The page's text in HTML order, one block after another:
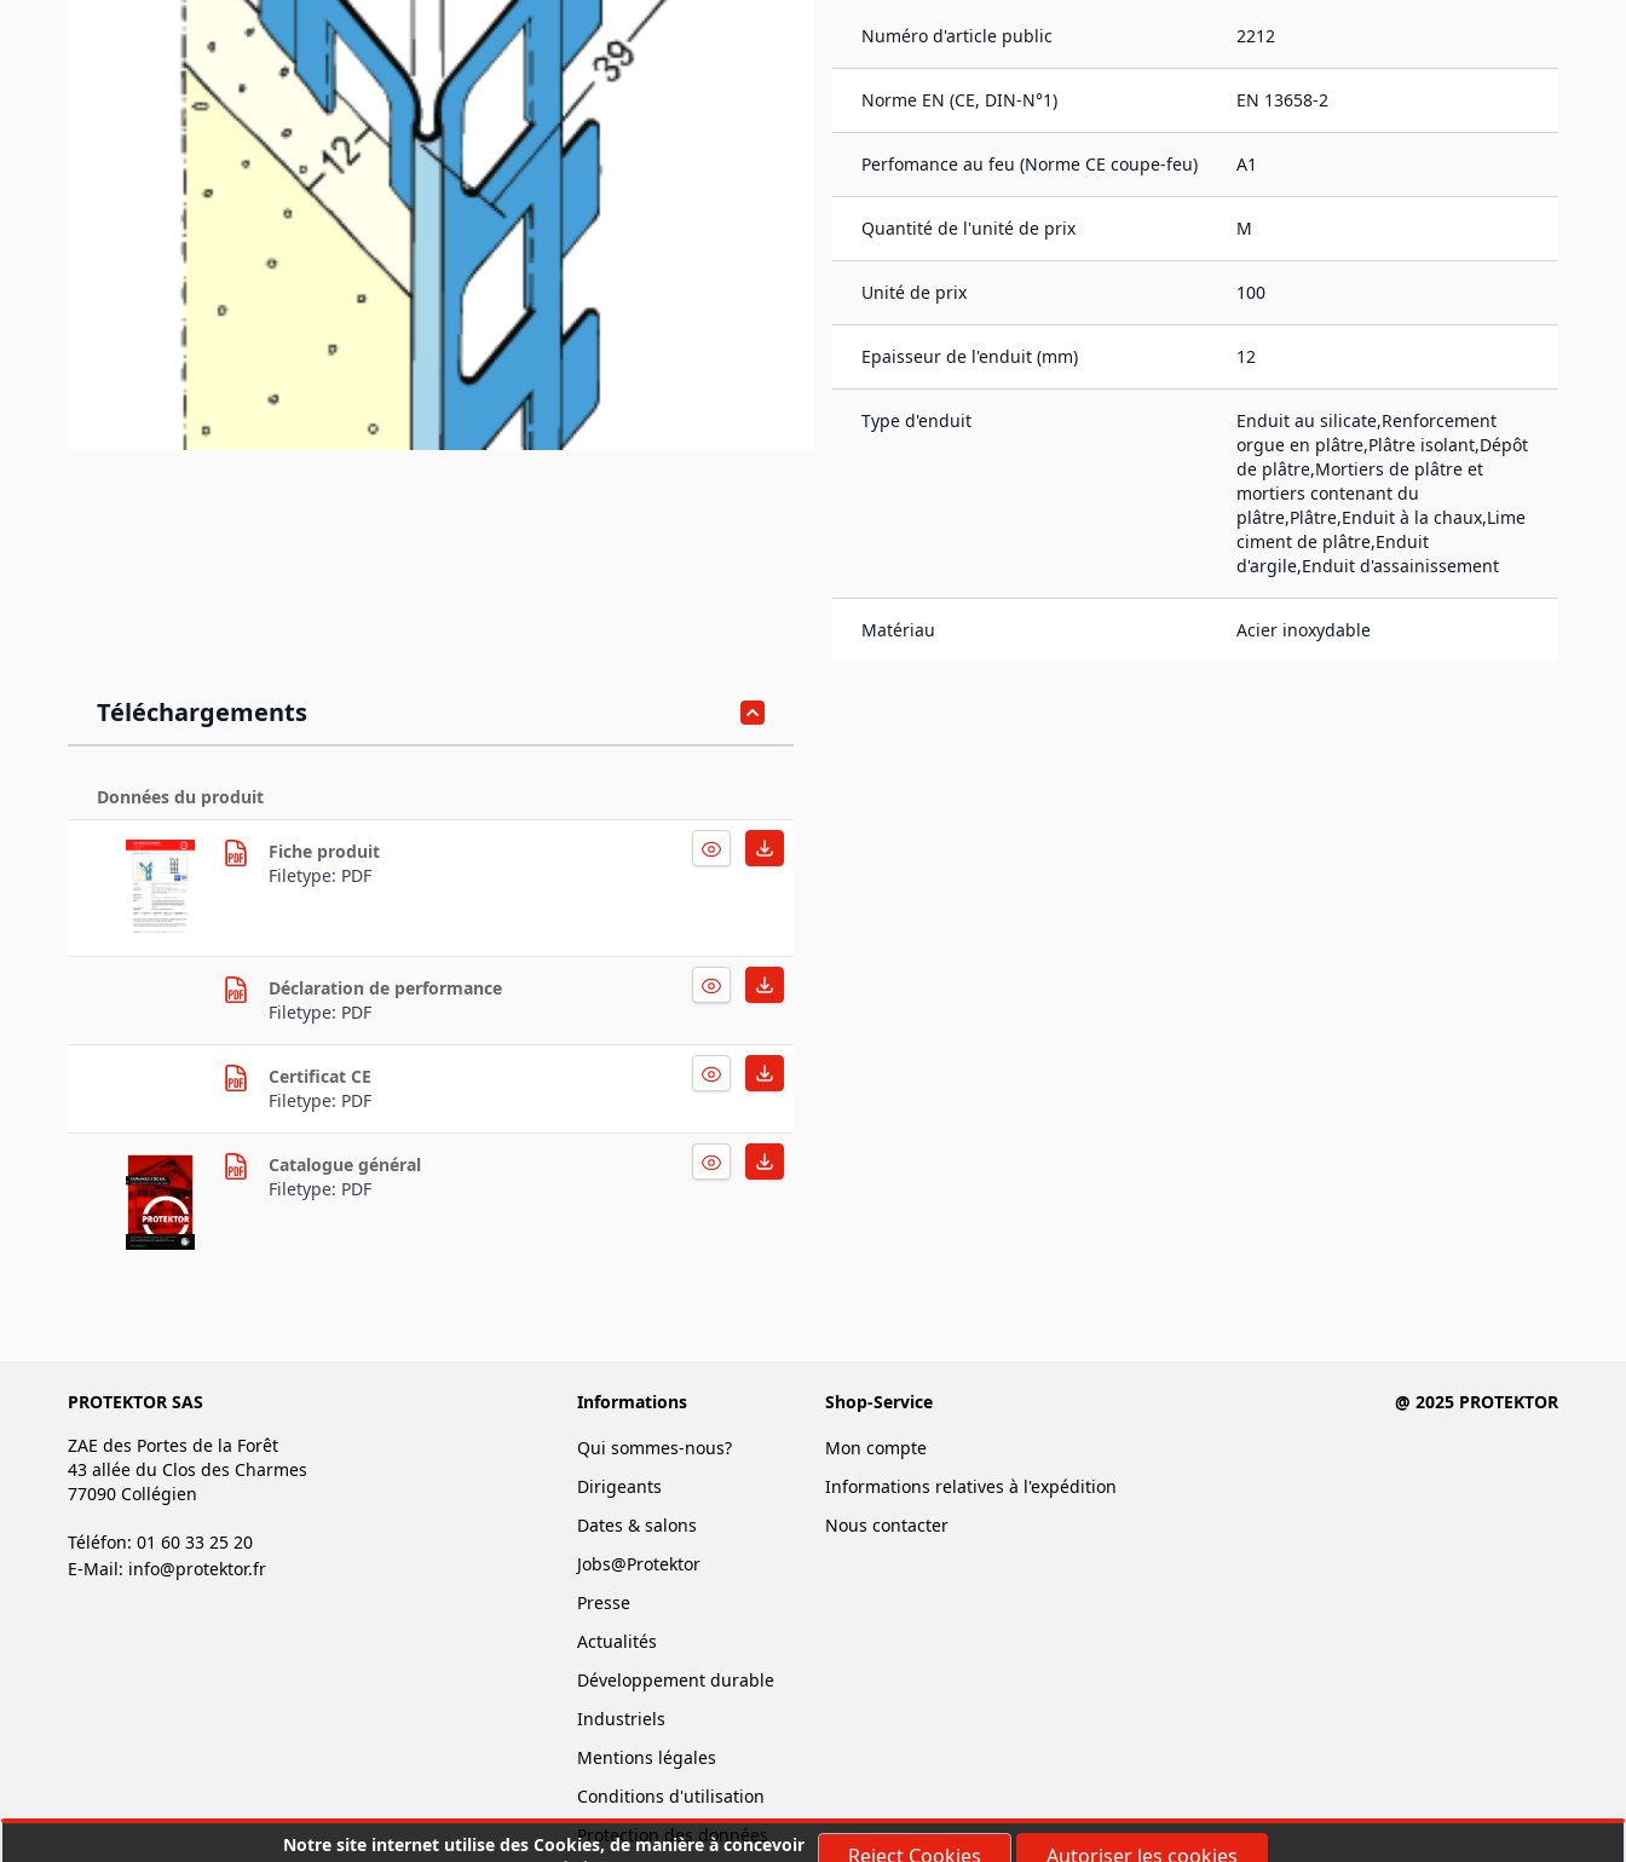
Notre site internet utilise des Cookies, de manière à concevoir
Reject Cookies Autoriser les cookies
Cornière d'angle pour enduit intérieur et extérieur (12 mm, tête ronde)
PROTEKTOR-Profilé d’arête en acier inoxydable, pour enduits intérieurs et
extérieurs à partir de 12 mm.
Numéro d'article public 2212
Norme EN (CE, DIN-N°1) EN 13658-2
Perfomance au feu (Norme CE coupe-feu) A1
Quantité de l'unité de prix M
Unité de prix 100
Epaisseur de l'enduit (mm) 12
Type d'enduit
Enduit au silicate,Renforcement
orgue en plâtre,Plâtre isolant,Dépôt
de plâtre,Mortiers de plâtre et
mortiers contenant du
plâtre,Plâtre,Enduit à la chaux,Lime
ciment de plâtre,Enduit
d'argile,Enduit d'assainissement
Matériau Acier inoxydable
Téléchargements
Données du produit
Fiche produit
Filetype: PDF
Déclaration de performance
Filetype: PDF
Certificat CE
Filetype: PDF
Catalogue général
Filetype: PDF
PROTEKTOR SAS
ZAE des Portes de la Forêt
43 allée du Clos des Charmes
77090 Collégien
Téléfon: 01 60 33 25 20
E-Mail: info@protektor.fr
Informations
Qui sommes-nous?
Dirigeants
Dates & salons
Jobs@Protektor
Presse
Actualités
Développement durable
Industriels
Mentions légales
Conditions d'utilisation
Protection des données
Shop-Service
Mon compte
Informations relatives à l'expédition
Nous contacter
@ 2025 PROTEKTOR